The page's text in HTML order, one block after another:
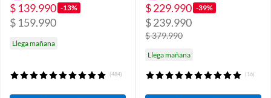
$ 139.990 -13%
$ 159.990
Llega mañana
(484)
$ 229.990 -39%
$ 239.990
$ 379.990
Llega mañana
(16)